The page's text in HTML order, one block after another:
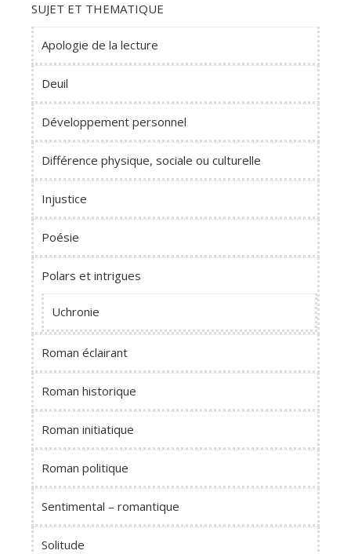
SUJET ET THEMATIQUE
Apologie de la lecture
Deuil
Développement personnel
Différence physique, sociale ou culturelle
Injustice
Poésie
Polars et intrigues
Uchronie
Roman éclairant
Roman historique
Roman initiatique
Roman politique
Sentimental – romantique
Solitude